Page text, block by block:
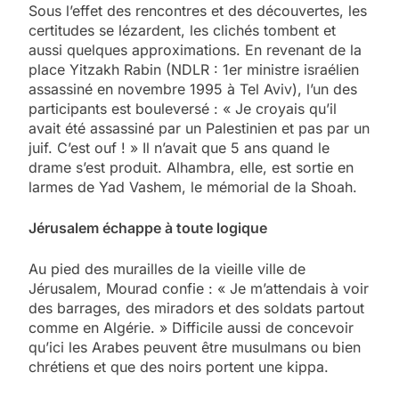
Sous l’effet des rencontres et des découvertes, les
certitudes se lézardent, les clichés tombent et
aussi quelques approximations. En revenant de la
place Yitzakh Rabin (NDLR : 1er ministre israélien
assassiné en novembre 1995 à Tel Aviv), l’un des
participants est bouleversé : « Je croyais qu’il
avait été assassiné par un Palestinien et pas par un
juif. C’est ouf ! » Il n’avait que 5 ans quand le
drame s’est produit. Alhambra, elle, est sortie en
larmes de Yad Vashem, le mémorial de la Shoah.
Jérusalem échappe à toute logique
Au pied des murailles de la vieille ville de
Jérusalem, Mourad confie : « Je m’attendais à voir
des barrages, des miradors et des soldats partout
comme en Algérie. » Difficile aussi de concevoir
qu’ici les Arabes peuvent être musulmans ou bien
chrétiens et que des noirs portent une kippa.